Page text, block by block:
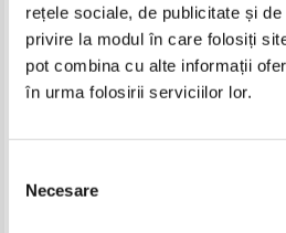
rețele sociale, de publicitate și
privire la modul în care folosiți
pot combina cu alte informații
în urma folosirii serviciilor lor.
consimțământului
Necesare
Pret:48,00Lei 33,60 Lei
Adaugă în coș